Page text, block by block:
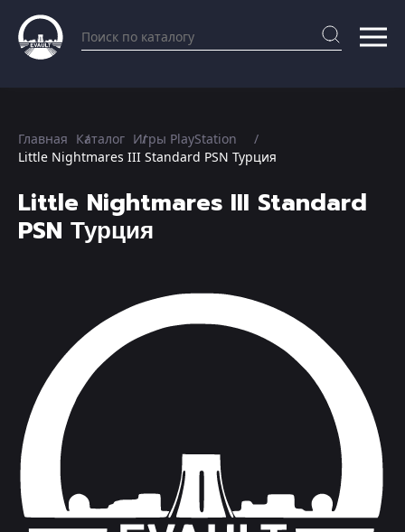
Главная Каталог Игры PlayStation
Little Nightmares III Standard PSN Турция
Little Nightmares III Standard
PSN Турция